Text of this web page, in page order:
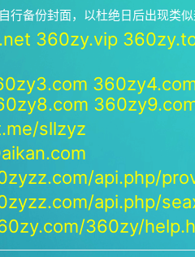
备份封面，以杜绝日后出现类似
360zy.vip
sllzyz
api.php/
api.php/
360zy/